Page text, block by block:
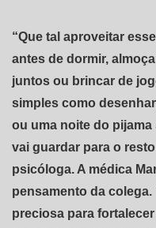
“Que tal aproveitar
antes de dormir,
juntos ou brincar de
simples como
ou uma noite do
vai guardar para o
psicóloga. A médica
pensamento da
preciosa para